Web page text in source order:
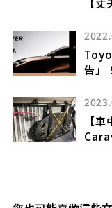
【百
新
提供